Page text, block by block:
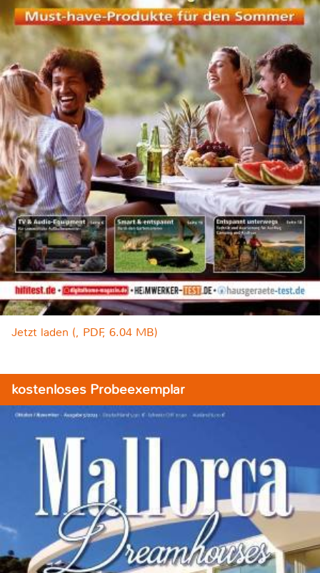
Jetzt laden (, PDF, 6.04 MB)
kostenloses Probeexemplar